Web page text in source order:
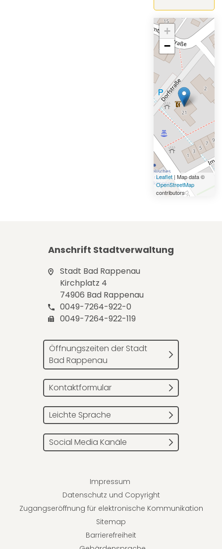
+
−
Leaflet| Map data ©
OpenStreetMap
contributors
Anschrift Stadtverwaltung
Stadt Bad Rappenau
Kirchplatz 4
74906 Bad Rappenau
0049-7264-922-0
0049-7264-922-119
Öffnungszeiten der Stadt
Bad Rappenau
Kontaktformular
Leichte Sprache
Social Media Kanäle
Impressum
Datenschutz und Copyright
Zugangseröffnung für elektronische Kommunikation
Sitemap
Barrierefreiheit